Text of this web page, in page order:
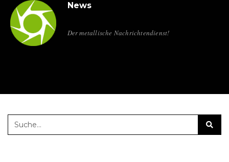
News
Der metallische Nachrichtendienst!